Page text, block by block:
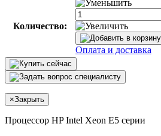
Количество:
Оплата и доставка
×Закрыть
Процессор HP Intel Xeon E5 серии